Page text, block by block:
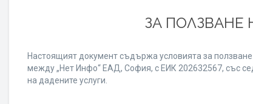
ЗА ПОЛЗВАНЕ
Настоящият документ съдържа условията за
между „Нет Инфо“ ЕАД, София, с ЕИК 202632567, със
на дадените услуги.